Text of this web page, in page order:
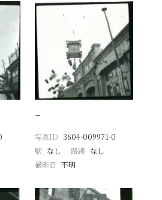
−
写真ID 3604-009971-0
駅 なし 路線 なし
撮影日 不明